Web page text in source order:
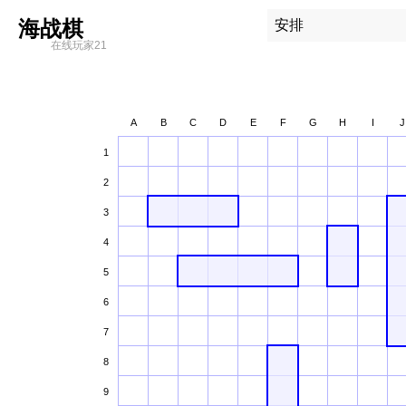
海战棋
在线玩家21
安排
1
A B C D E F G H I J
2
3
4
5
6
7
8
9